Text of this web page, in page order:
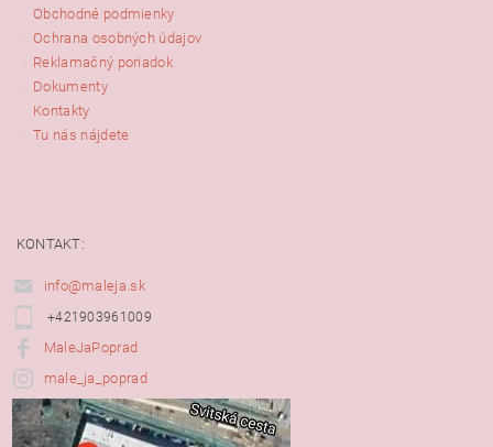
Obchodné podmienky
Ochrana osobných údajov
Reklamačný poriadok
Dokumenty
Kontakty
Tu nás nájdete
KONTAKT:
info@maleja.sk
+421903961009
MaleJaPoprad
male_ja_poprad